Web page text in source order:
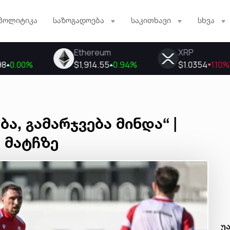
საზოგადოება საკითხავი სხვა
გამარჯვება მინდა“ |